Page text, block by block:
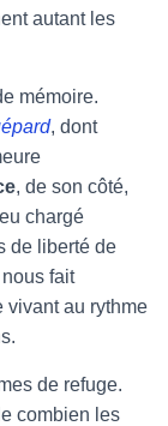
autant les
mémoire.
, dont
, de son côté,
chargé
de liberté de
nous fait
vivant au rythme
de refuge.
combien les